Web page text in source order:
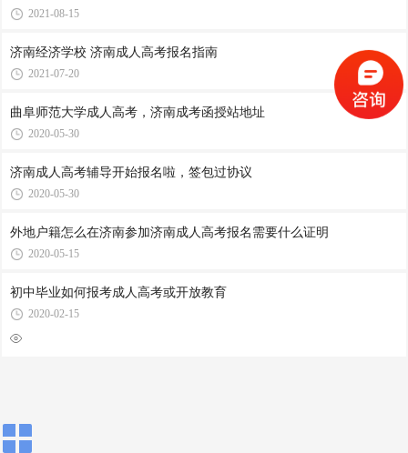
2021-08-15
济南经济学校 济南成人高考报名指南
2021-07-20
曲阜师范大学成人高考，济南成考函授站地址
2020-05-30
济南成人高考辅导开始报名啦，签包过协议
2020-05-30
外地户籍怎么在济南参加济南成人高考报名需要什么证明
2020-05-15
初中毕业如何报考成人高考或开放教育
2020-02-15